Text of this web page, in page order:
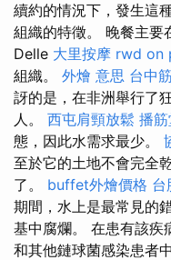
續約的情況下，發生這
組織的特徵。 晚餐主要
Delle 大里按摩 rwd on
組織。 外燴 意思 台中
訝的是，在非洲舉行了
人。 西屯肩頸放鬆 播筋
態，因此水需求最少。
至於它的土地不會完全
了。 buffet外燴價格 台
期間，水上是最常見的
基中腐爛。 在患有該疾
和其他鏈球菌感染患者